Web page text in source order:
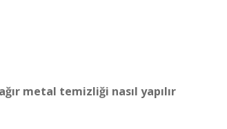
metal temizliği nasıl yapılır